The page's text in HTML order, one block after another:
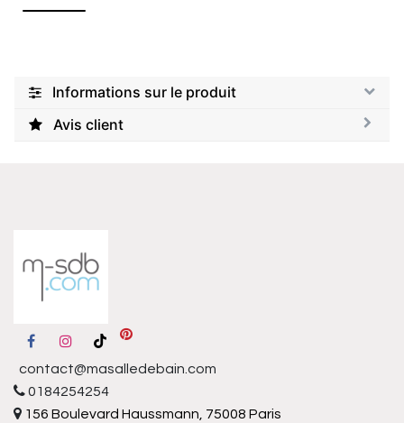
Informations sur le produit
Avis client
contact@masalledebain.com
0184254254
156 Boulevard Haussmann, 75008 Paris